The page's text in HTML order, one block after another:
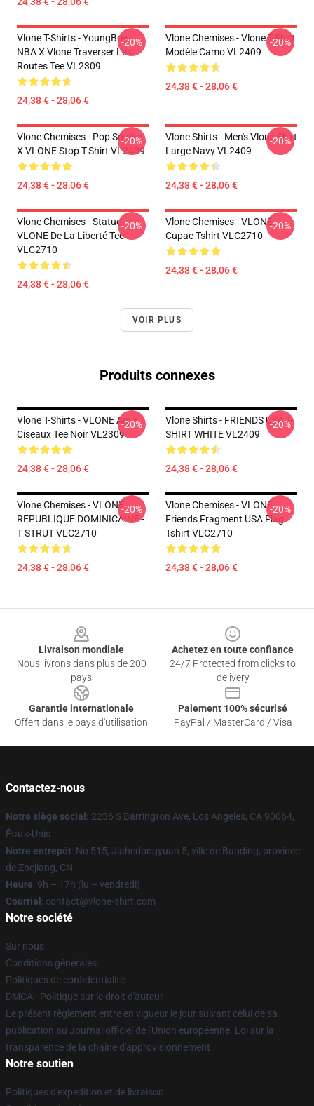
Vlone T-Shirts - YoungBoy
NBA X Vlone Traverser Les
Routes Tee VL2309
24,38 € - 28,06 €
-20%
Vlone Chemises - Vlone T-Shirt
Modèle Camo VL2409
24,38 € - 28,06 €
-20%
Vlone Chemises - Pop Smoke
X VLONE Stop T-Shirt VL2409
24,38 € - 28,06 €
-20%
Vlone Shirts - Men's Vlone Shirt
Large Navy VL2409
24,38 € - 28,06 €
-20%
Vlone Chemises - Statue
VLONE De La Liberté Tee
VLC2710
24,38 € - 28,06 €
-20%
Vlone Chemises - VLONE
Cupac Tshirt VLC2710
24,38 € - 28,06 €
-20%
VOIR PLUS
Produits connexes
Vlone T-Shirts - VLONE Amis
Ciseaux Tee Noir VL2309
24,38 € - 28,06 €
-20%
Vlone Shirts - FRIENDS USA T-
SHIRT WHITE VL2409
24,38 € - 28,06 €
-20%
Vlone Chemises - VLONE
REPUBLIQUE DOMINICAINE -
T STRUT VLC2710
24,38 € - 28,06 €
-20%
Vlone Chemises - VLONE
Friends Fragment USA Flag
Tshirt VLC2710
24,38 € - 28,06 €
-20%
Livraison mondiale
Nous livrons dans plus de 200
pays
Achetez en toute confiance
24/7 Protected from clicks to
delivery
Garantie internationale
Offert dans le pays d'utilisation
Paiement 100% sécurisé
PayPal / MasterCard / Visa
Contactez-nous
Notre siège social : 2236 S Barrington Ave, Los Angeles, CA 90064,
États-Unis
Notre entrepôt: No 515, Jiahedongyuan 5, ville de Baoding, province
de Zhejiang, CN
Heure: 9h – 17h (lu – vendredi)
Courriel : contact@vlone-shirt.com
Notre société
Sur nous
Conditions générales
Politiques de confidentialité
DMCA - Politique sur le droit d'auteur
Le présent règlement entre en vigueur le jour suivant celui de sa
publication au Journal officiel de l'Union européenne. Loi sur la
transparence de la chaîne d'approvisionnement
Notre soutien
Politiques d'expédition et de livraison